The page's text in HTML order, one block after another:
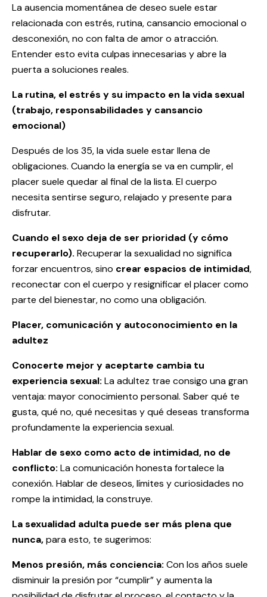
La ausencia momentánea de deseo suele estar
relacionada con estrés, rutina, cansancio emocional o
desconexión, no con falta de amor o atracción.
Entender esto evita culpas innecesarias y abre la
puerta a soluciones reales.
La rutina, el estrés y su impacto en la vida sexual
(trabajo, responsabilidades y cansancio
emocional)
Después de los 35, la vida suele estar llena de
obligaciones. Cuando la energía se va en cumplir, el
placer suele quedar al final de la lista. El cuerpo
necesita sentirse seguro, relajado y presente para
disfrutar.
Cuando el sexo deja de ser prioridad (y cómo
recuperarlo). Recuperar la sexualidad no significa
forzar encuentros, sino crear espacios de intimidad,
reconectar con el cuerpo y resignificar el placer como
parte del bienestar, no como una obligación.
Placer, comunicación y autoconocimiento en la
adultez
Conocerte mejor y aceptarte cambia tu
experiencia sexual: La adultez trae consigo una gran
ventaja: mayor conocimiento personal. Saber qué te
gusta, qué no, qué necesitas y qué deseas transforma
profundamente la experiencia sexual.
Hablar de sexo como acto de intimidad, no de
conflicto: La comunicación honesta fortalece la
conexión. Hablar de deseos, límites y curiosidades no
rompe la intimidad, la construye.
La sexualidad adulta puede ser más plena que
nunca,para esto, te sugerimos:
Menos presión, más conciencia: Con los años suele
disminuir la presión por “cumplir” y aumenta la